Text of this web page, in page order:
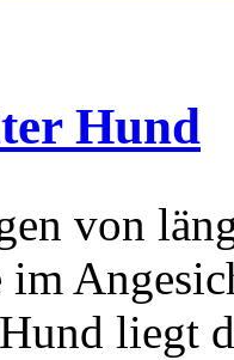
Hund
von
liegt